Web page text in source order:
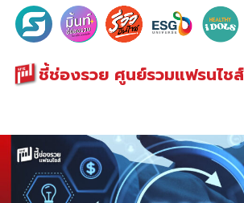
ชี้ช่องรวย ศูนย์รวมแฟรนไช
Search
for: